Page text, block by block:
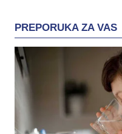
PREPORUKA ZA VAS